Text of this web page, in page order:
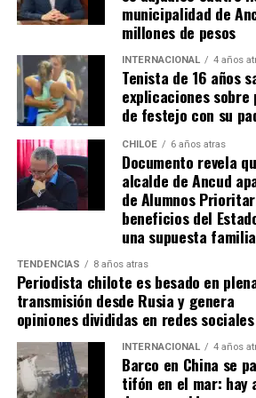
A los 90+2 minutos, el juez Darío
favor del elenco ‘millonario’, por
‘Pibe’ Solari quien se anticipó a su
colombiano Miguel Borja
máxima en gol
Tras el tanto del delantero
visitantes arremetieron contra sus
argumentando que un jugador de
les gritó el festejo en la
Tras los incidentes,Palavecino fue
River. En Boca, en tanto, vieron la
Merentiel, Ezequiel Fernández y
Fuente:Bio Bio
municipalidad de
millones de pesos
INTERNACIONAL 4 años
Tenista de 16 años
explicaciones
de festejo con su
CHILOE 6 años atras
Documento revela
alcalde de Ancud
de Alumnos
beneficios del
una supuesta
TENDENCIAS 8 años atras
Periodista chilote es besado en
transmisión desde Rusia y genera
opiniones divididas en redes sociales
INTERNACIONAL 4 años
Barco en China se
tifón en el mar: hay